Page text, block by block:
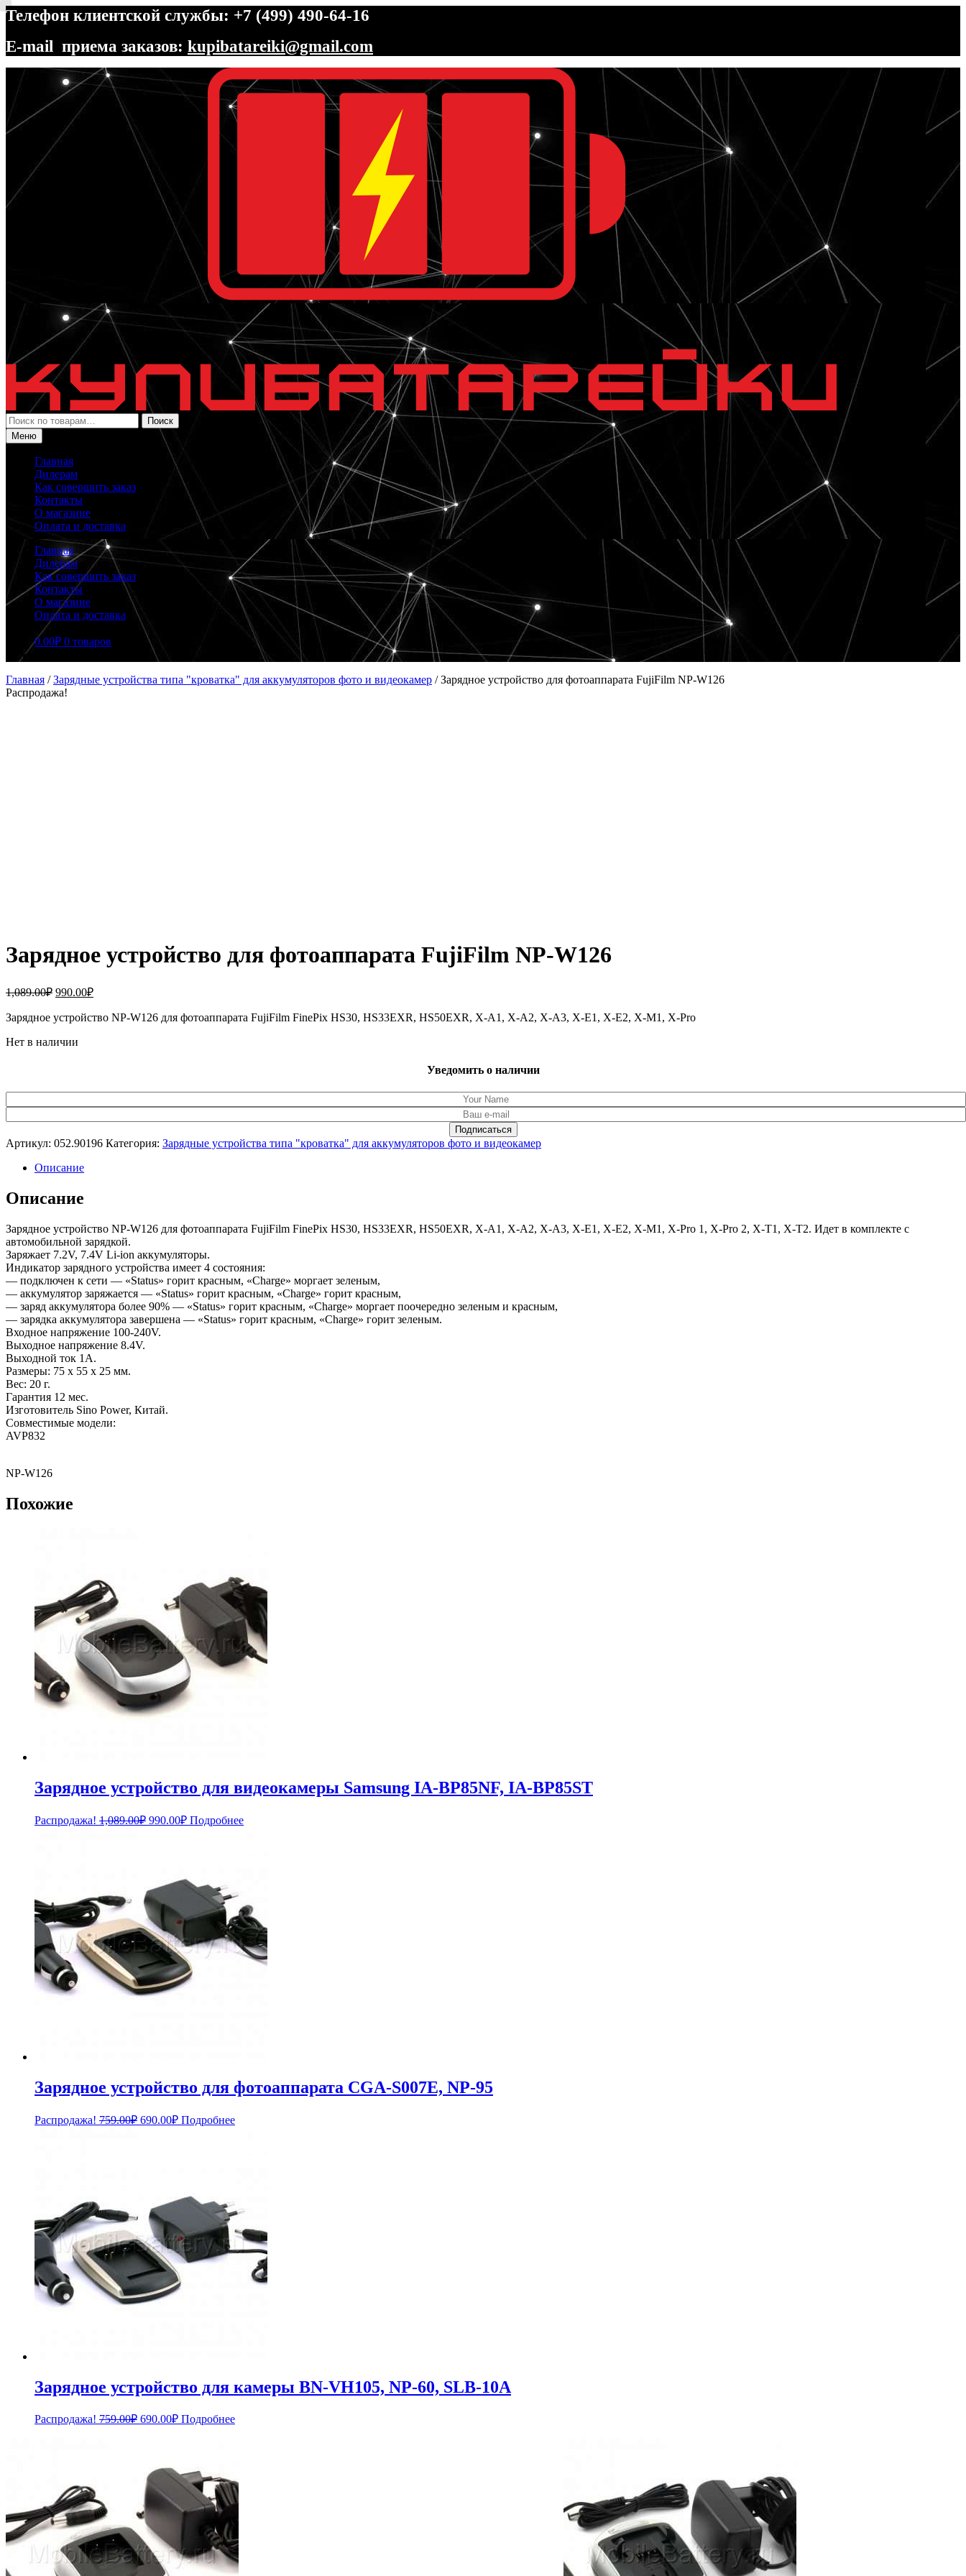
Телефон клиентской службы: +7 (499) 490-64-16
E-mail приема заказов: kupibatareiki@gmail.com
Перейти
навигации
Перейти
содержимому
Искать:
Поиск
Меню
Главная
Дилерам
Как совершить заказ
Контакты
О магазине
Оплата и доставка
Главная
Дилерам
Как совершить заказ
Контакты
О магазине
Оплата и доставка
0.00₽ 0 товаров
Главная /Зарядные устройства типа "кроватка" для аккумуляторов фото и видеокамер /Зарядное устройство для фотоаппарата FujiFilm NP-W126
Распродажа!
Зарядное устройство для фотоаппарата FujiFilm NP-W126
1,089.00₽ Первоначальная
составляла
990.00₽Текущая
990.00₽.
Зарядное устройство NP-W126 для фотоаппарата FujiFilm FinePix HS30, HS33EXR, HS50EXR, X-A1, X-A2, X-A3, X-E1, X-E2, X-M1, X-Pro
Нет в наличии
Уведомить о наличии
Артикул: 052.90196 Категория: Зарядные устройства типа "кроватка" для аккумуляторов фото и видеокамер
Описание
Описание
Зарядное устройство NP-W126 для фотоаппарата FujiFilm FinePix HS30, HS33EXR, HS50EXR, X-A1, X-A2, X-A3, X-E1, X-E2, X-M1, X-Pro 1, X-Pro 2, X-T1, X-T2. Идет в комплекте с
автомобильной зарядкой.
Заряжает 7.2V, 7.4V Li-ion аккумуляторы.
Индикатор зарядного устройства имеет 4 состояния:
— подключен к сети — «Status» горит красным, «Charge» моргает зеленым,
— аккумулятор заряжается — «Status» горит красным, «Charge» горит красным,
— заряд аккумулятора более 90% — «Status» горит красным, «Charge» моргает поочередно зеленым и красным,
— зарядка аккумулятора завершена — «Status» горит красным, «Charge» горит зеленым.
Входное напряжение 100-240V.
Выходное напряжение 8.4V.
Выходной ток 1А.
Размеры: 75 x 55 x 25 мм.
Вес: 20 г.
Гарантия 12 мес.
Изготовитель Sino Power, Китай.
Совместимые модели:
AVP832
NP-W126
Похожие
Зарядное устройство для видеокамеры Samsung IA-BP85NF, IA-BP85ST
Распродажа! 1,089.00₽ Первоначальная
990.00₽Текущая
цена:
Подробнее
Зарядное устройство для фотоаппарата CGA-S007E, NP-95
Распродажа! 759.00₽ Первоначальная
690.00₽Текущая
цена:
Подробнее
Зарядное устройство для камеры BN-VH105, NP-60, SLB-10A
Распродажа! 759.00₽ Первоначальная
690.00₽Текущая
Подробнее